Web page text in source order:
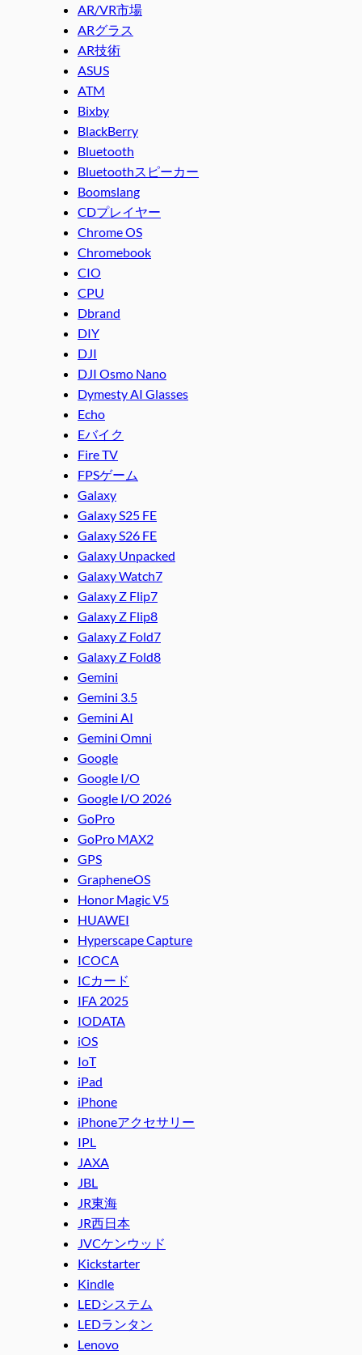
AR/VR市場
ARグラス
AR技術
ASUS
ATM
Bixby
BlackBerry
Bluetooth
Bluetoothスピーカー
Boomslang
CDプレイヤー
Chrome OS
Chromebook
CIO
CPU
Dbrand
DIY
DJI
DJI Osmo Nano
Dymesty AI Glasses
Echo
Eバイク
Fire TV
FPSゲーム
Galaxy
Galaxy S25 FE
Galaxy S26 FE
Galaxy Unpacked
Galaxy Watch7
Galaxy Z Flip7
Galaxy Z Flip8
Galaxy Z Fold7
Galaxy Z Fold8
Gemini
Gemini 3.5
Gemini AI
Gemini Omni
Google
Google I/O
Google I/O 2026
GoPro
GoPro MAX2
GPS
GrapheneOS
Honor Magic V5
HUAWEI
Hyperscape Capture
ICOCA
ICカード
IFA 2025
IODATA
iOS
IoT
iPad
iPhone
iPhoneアクセサリー
IPL
JAXA
JBL
JR東海
JR西日本
JVCケンウッド
Kickstarter
Kindle
LEDシステム
LEDランタン
Lenovo